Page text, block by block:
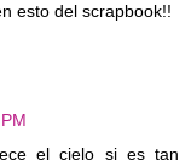
esto del scrapbook!!
el cielo si es tan